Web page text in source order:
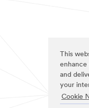
This
enhance
and
your
Cookie